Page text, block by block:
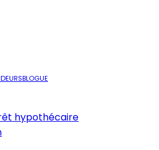
BLOGUE
hypothécaire